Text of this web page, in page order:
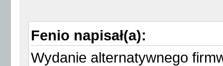
Fenio napisał(a):
Wydanie alternatywnego